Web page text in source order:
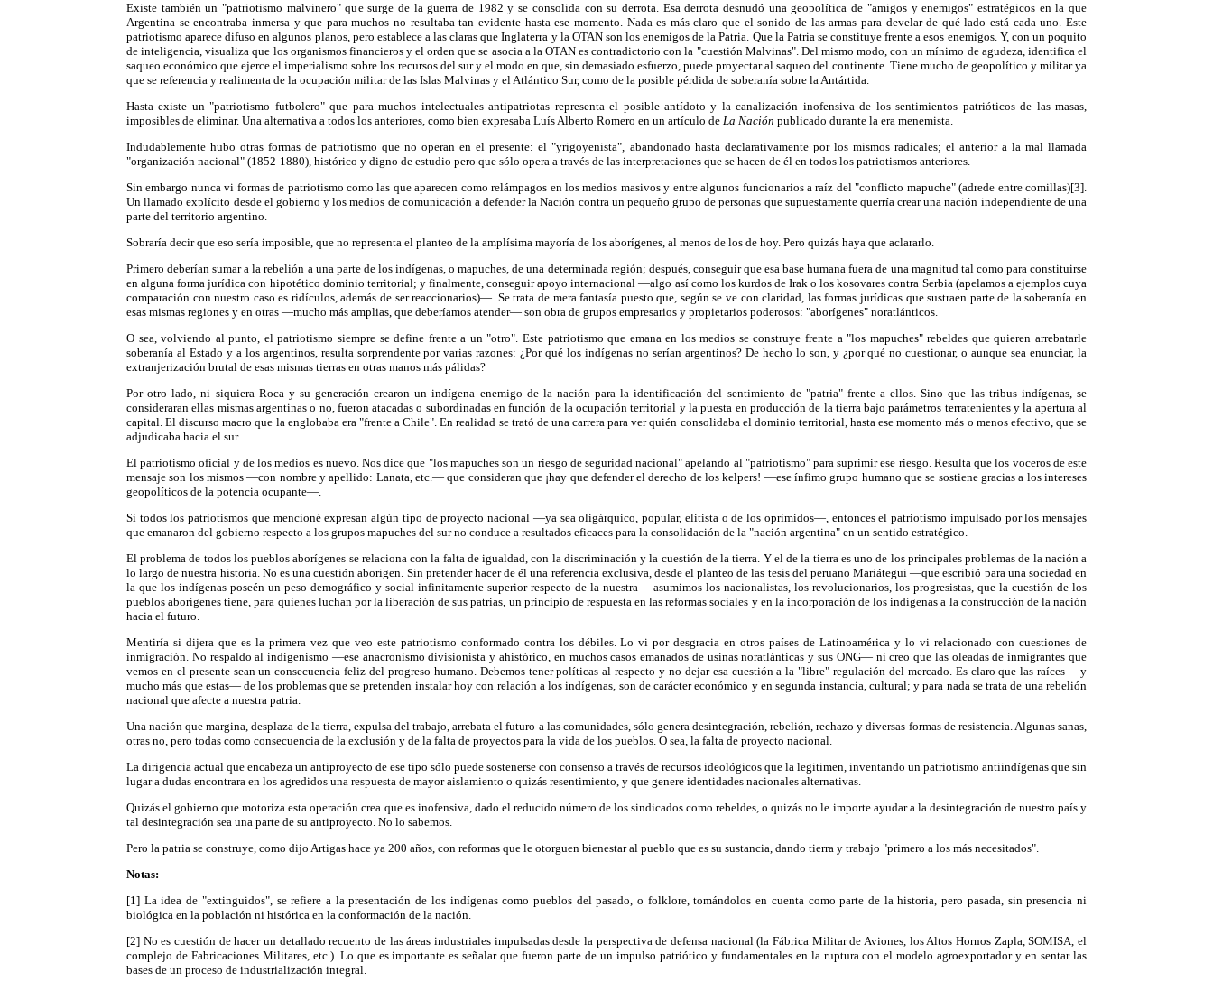
Existe también un "patriotismo malvinero" que surge de la guerra de 1982 y se consolida con su derrota. Esa derrota desnudó una geopolítica de "amigos y enemigos" estratégicos en la que
Argentina se encontraba inmersa y que para muchos no resultaba tan evidente hasta ese momento. Nada es más claro que el sonido de las armas para develar de qué lado está cada uno. Este
patriotismo aparece difuso en algunos planos, pero establece a las claras que Inglaterra y la OTAN son los enemigos de la Patria. Que la Patria se constituye frente a esos enemigos. Y, con un poquito
de inteligencia, visualiza que los organismos financieros y el orden que se asocia a la OTAN es contradictorio con la "cuestión Malvinas". Del mismo modo, con un mínimo de agudeza, identifica el
saqueo económico que ejerce el imperialismo sobre los recursos del sur y el modo en que, sin demasiado esfuerzo, puede proyectar al saqueo del continente. Tiene mucho de geopolítico y militar ya
que se referencia y realimenta de la ocupación militar de las Islas Malvinas y el Atlántico Sur, como de la posible pérdida de soberanía sobre la Antártida.
Hasta existe un "patriotismo futbolero" que para muchos intelectuales antipatriotas representa el posible antídoto y la canalización inofensiva de los sentimientos patrióticos de las masas,
imposibles de eliminar. Una alternativa a todos los anteriores, como bien expresaba Luís Alberto Romero en un artículo de La Nación publicado durante la era menemista.
Indudablemente hubo otras formas de patriotismo que no operan en el presente: el "yrigoyenista", abandonado hasta declarativamente por los mismos radicales; el anterior a la mal llamada
"organización nacional" (1852-1880), histórico y digno de estudio pero que sólo opera a través de las interpretaciones que se hacen de él en todos los patriotismos anteriores.
Sin embargo nunca vi formas de patriotismo como las que aparecen como relámpagos en los medios masivos y entre algunos funcionarios a raíz del "conflicto mapuche" (adrede entre comillas)[3].
Un llamado explícito desde el gobierno y los medios de comunicación a defender la Nación contra un pequeño grupo de personas que supuestamente querría crear una nación independiente de una
parte del territorio argentino.
Sobraría decir que eso sería imposible, que no representa el planteo de la amplísima mayoría de los aborígenes, al menos de los de hoy. Pero quizás haya que aclararlo.
Primero deberían sumar a la rebelión a una parte de los indígenas, o mapuches, de una determinada región; después, conseguir que esa base humana fuera de una magnitud tal como para constituirse
en alguna forma jurídica con hipotético dominio territorial; y finalmente, conseguir apoyo internacional —algo así como los kurdos de Irak o los kosovares contra Serbia (apelamos a ejemplos cuya
comparación con nuestro caso es ridículos, además de ser reaccionarios)—. Se trata de mera fantasía puesto que, según se ve con claridad, las formas jurídicas que sustraen parte de la soberanía en
esas mismas regiones y en otras —mucho más amplias, que deberíamos atender— son obra de grupos empresarios y propietarios poderosos: "aborígenes" noratlánticos.
O sea, volviendo al punto, el patriotismo siempre se define frente a un "otro". Este patriotismo que emana en los medios se construye frente a "los mapuches" rebeldes que quieren arrebatarle
soberanía al Estado y a los argentinos, resulta sorprendente por varias razones: ¿Por qué los indígenas no serían argentinos? De hecho lo son, y ¿por qué no cuestionar, o aunque sea enunciar, la
extranjerización brutal de esas mismas tierras en otras manos más pálidas?
Por otro lado, ni siquiera Roca y su generación crearon un indígena enemigo de la nación para la identificación del sentimiento de "patria" frente a ellos. Sino que las tribus indígenas, se
consideraran ellas mismas argentinas o no, fueron atacadas o subordinadas en función de la ocupación territorial y la puesta en producción de la tierra bajo parámetros terratenientes y la apertura al
capital. El discurso macro que la englobaba era "frente a Chile". En realidad se trató de una carrera para ver quién consolidaba el dominio territorial, hasta ese momento más o menos efectivo, que se
adjudicaba hacia el sur.
El patriotismo oficial y de los medios es nuevo. Nos dice que "los mapuches son un riesgo de seguridad nacional" apelando al "patriotismo" para suprimir ese riesgo. Resulta que los voceros de este
mensaje son los mismos —con nombre y apellido: Lanata, etc.— que consideran que ¡hay que defender el derecho de los kelpers! —ese ínfimo grupo humano que se sostiene gracias a los intereses
geopolíticos de la potencia ocupante—.
Si todos los patriotismos que mencioné expresan algún tipo de proyecto nacional —ya sea oligárquico, popular, elitista o de los oprimidos—, entonces el patriotismo impulsado por los mensajes
que emanaron del gobierno respecto a los grupos mapuches del sur no conduce a resultados eficaces para la consolidación de la "nación argentina" en un sentido estratégico.
El problema de todos los pueblos aborígenes se relaciona con la falta de igualdad, con la discriminación y la cuestión de la tierra. Y el de la tierra es uno de los principales problemas de la nación a
lo largo de nuestra historia. No es una cuestión aborigen. Sin pretender hacer de él una referencia exclusiva, desde el planteo de las tesis del peruano Mariátegui —que escribió para una sociedad en
la que los indígenas poseén un peso demográfico y social infinitamente superior respecto de la nuestra— asumimos los nacionalistas, los revolucionarios, los progresistas, que la cuestión de los
pueblos aborígenes tiene, para quienes luchan por la liberación de sus patrias, un principio de respuesta en las reformas sociales y en la incorporación de los indígenas a la construcción de la nación
hacia el futuro.
Mentiría si dijera que es la primera vez que veo este patriotismo conformado contra los débiles. Lo vi por desgracia en otros países de Latinoamérica y lo vi relacionado con cuestiones de
inmigración. No respaldo al indigenismo —ese anacronismo divisionista y ahistórico, en muchos casos emanados de usinas noratlánticas y sus ONG— ni creo que las oleadas de inmigrantes que
vemos en el presente sean un consecuencia feliz del progreso humano. Debemos tener políticas al respecto y no dejar esa cuestión a la "libre" regulación del mercado. Es claro que las raíces —y
mucho más que estas— de los problemas que se pretenden instalar hoy con relación a los indígenas, son de carácter económico y en segunda instancia, cultural; y para nada se trata de una rebelión
nacional que afecte a nuestra patria.
Una nación que margina, desplaza de la tierra, expulsa del trabajo, arrebata el futuro a las comunidades, sólo genera desintegración, rebelión, rechazo y diversas formas de resistencia. Algunas sanas,
otras no, pero todas como consecuencia de la exclusión y de la falta de proyectos para la vida de los pueblos. O sea, la falta de proyecto nacional.
La dirigencia actual que encabeza un antiproyecto de ese tipo sólo puede sostenerse con consenso a través de recursos ideológicos que la legitimen, inventando un patriotismo antiindígenas que sin
lugar a dudas encontrara en los agredidos una respuesta de mayor aislamiento o quizás resentimiento, y que genere identidades nacionales alternativas.
Quizás el gobierno que motoriza esta operación crea que es inofensiva, dado el reducido número de los sindicados como rebeldes, o quizás no le importe ayudar a la desintegración de nuestro país y
tal desintegración sea una parte de su antiproyecto. No lo sabemos.
Pero la patria se construye, como dijo Artigas hace ya 200 años, con reformas que le otorguen bienestar al pueblo que es su sustancia, dando tierra y trabajo "primero a los más necesitados".
Notas:
[1] La idea de "extinguidos", se refiere a la presentación de los indígenas como pueblos del pasado, o folklore, tomándolos en cuenta como parte de la historia, pero pasada, sin presencia ni
biológica en la población ni histórica en la conformación de la nación.
[2] No es cuestión de hacer un detallado recuento de las áreas industriales impulsadas desde la perspectiva de defensa nacional (la Fábrica Militar de Aviones, los Altos Hornos Zapla, SOMISA, el
complejo de Fabricaciones Militares, etc.). Lo que es importante es señalar que fueron parte de un impulso patriótico y fundamentales en la ruptura con el modelo agroexportador y en sentar las
bases de un proceso de industrialización integral.